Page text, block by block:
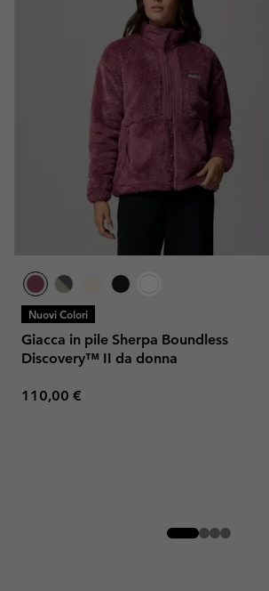
Nuovi Colori
Giacca in pile Sherpa Boundless
Discovery™ II da donna
Regular price:
110,00 €